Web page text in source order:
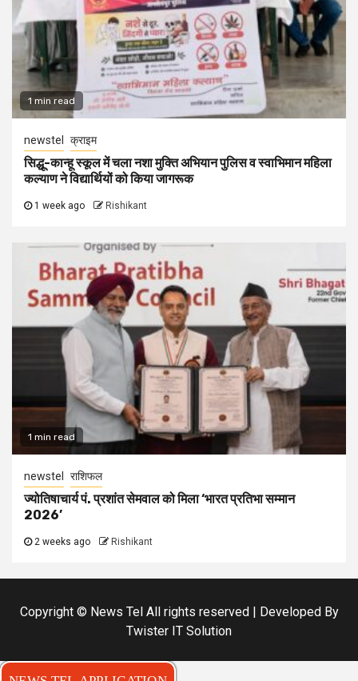
1 min read
newstel क्राइम
सिद्धू-कान्हू स्कूल में चला नशा मुक्ति अभियान पुलिस व स्वाभिमान महिला
कल्याण ने विद्यार्थियों को किया जागरूक
1 week ago Rishikant
1 min read
newstel राशिफल
ज्योतिषाचार्य पं. प्रशांत सेमवाल को मिला ‘भारत प्रतिभा सम्मान
2026’
2 weeks ago Rishikant
Copyright © News Tel All rights reserved | Developed By
Twister IT Solution